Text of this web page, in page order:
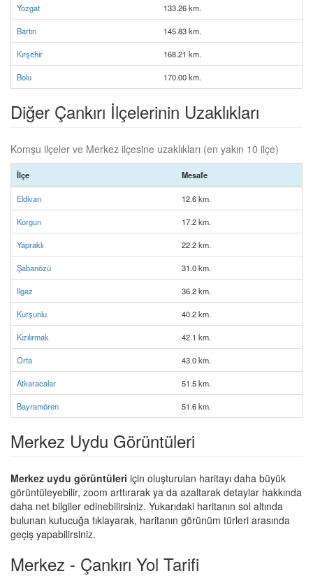
Yozgat 133.26 km.
Bartın 145.83 km.
Kırşehir 168.21 km.
Bolu 170.00 km.
Diğer Çankırı İlçelerinin Uzaklıkları
Komşu ilçeler ve Merkez ilçesine uzaklıkları (en yakın 10 ilçe)
İlçe Mesafe
Eldivan 12.6 km.
Korgun 17.2 km.
Yapraklı 22.2 km.
Şabanözü 31.0 km.
Ilgaz 36.2 km.
Kurşunlu 40.2 km.
Kızılırmak 42.1 km.
Orta 43.0 km.
Atkaracalar 51.5 km.
Bayramören 51.6 km.
Merkez Uydu Görüntüleri
Merkez uydu görüntüleri için oluşturulan haritayı daha büyük
görüntüleyebilir, zoom arttırarak ya da azaltarak detaylar hakkında
daha net bilgiler edinebilirsiniz. Yukarıdaki haritanın sol altında
bulunan kutucuğa tıklayarak, haritanın görünüm türleri arasında
geçiş yapabilirsiniz.
Merkez - Çankırı Yol Tarifi